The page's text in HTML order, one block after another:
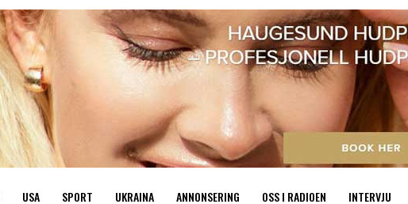
USA SPORT UKRAINA ANNONSERING OSS I RADIOEN INTERVJU